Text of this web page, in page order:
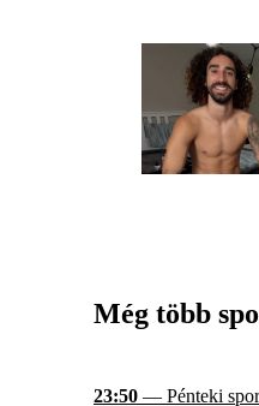
Még több
23:50 — Pénteki